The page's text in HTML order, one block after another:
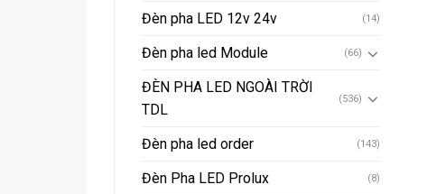
Đèn pha LED 12v 24v (14)
Đèn pha led Module (66)
ĐÈN PHA LED NGOÀI TRỜI
TDL
(536)
Đèn pha led order (143)
Đèn Pha LED Prolux (8)